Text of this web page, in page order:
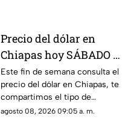
Precio del dólar en
Chiapas hoy SÁBADO 8
de agosto de 2026: Tipo
de cambio para
COMPRA y VENTA
Este fin de semana consulta el
precio del dólar en Chiapas, te
compartimos el tipo de
cambio promedio, así como
agosto 08, 2026 09:05 a. m.